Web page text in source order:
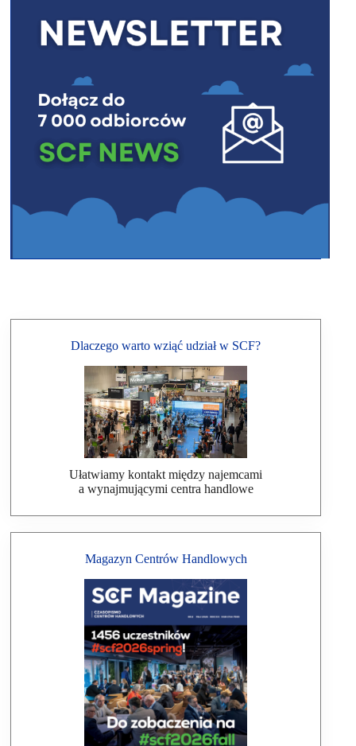
Dlaczego warto wziąć udział w SCF?
Ułatwiamy kontakt między najemcami
a wynajmującymi centra handlowe
Magazyn Centrów Handlowych